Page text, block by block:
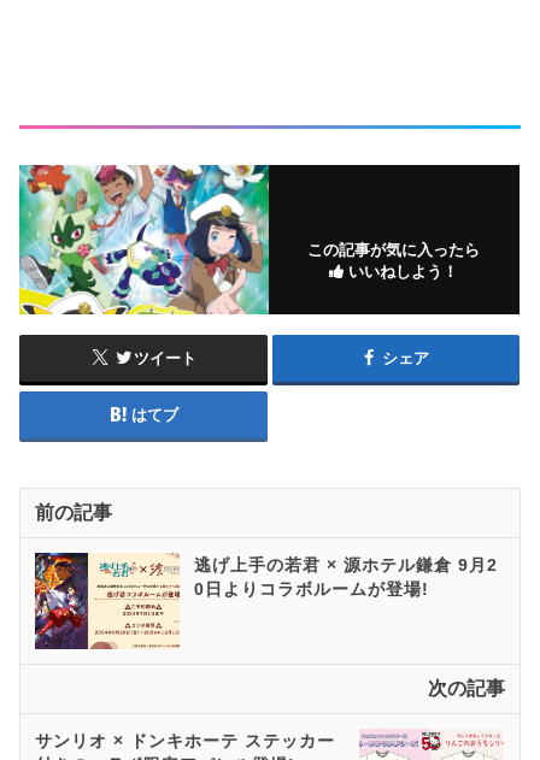
この記事が気に入ったら
いいねしよう！
ツイート シェア
はてブ
前の記事
逃げ上手の若君 × 源ホテル鎌倉 9月2
0日よりコラボルームが登場!
次の記事
サンリオ × ドンキホーテ ステッカー